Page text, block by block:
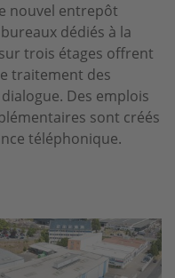
nouvel entrepôt
dédiés à la
sur trois étages offrent
traitement des
Des emplois
sont créés
téléphonique.